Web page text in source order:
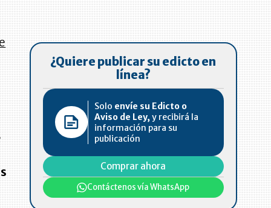
¿Quiere publicar su edicto en
línea?
Solo envíe su Edicto o
Aviso de Ley, y recibirá la
información para su
publicación
Comprar ahora
Contáctenos vía WhatsApp